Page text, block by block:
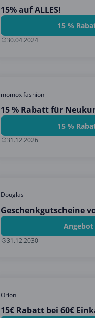
15% auf ALLES!
15 %
30.04.2024
momox fashion
15 % Rabatt für
15 %
31.12.2026
Douglas
Geschenkgutscheine
31.12.2030
Orion
15€ Rabatt bei 60€